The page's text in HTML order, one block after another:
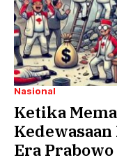
Nasional
Ketika
Era Prabowo